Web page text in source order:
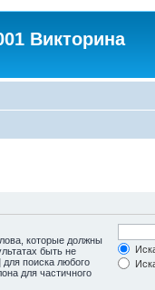
Викторина
которые должны
быть не
для поиска любого
для частичного